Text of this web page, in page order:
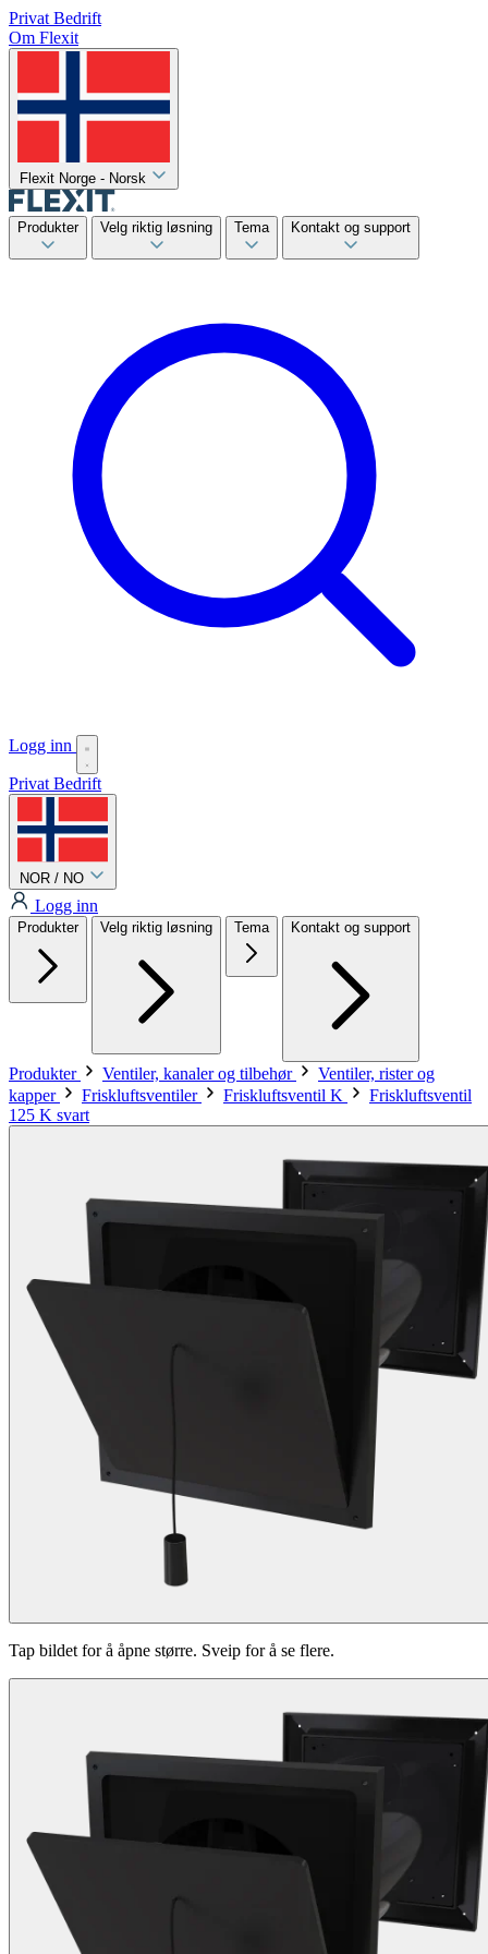
Privat Bedrift
Om Flexit
Flexit Norge - Norsk
Produkter Velg riktig løsning Tema Kontakt og support
Logg inn
Privat Bedrift
NOR / NO
Logg inn
Produkter Velg riktig løsning Tema Kontakt og support
Produkter Ventiler, kanaler og tilbehør
Ventiler, rister og
kapper
Friskluftsventiler Friskluftsventil K
Friskluftsventil
125 K svart
Tap bildet for å åpne større. Sveip for å se flere.